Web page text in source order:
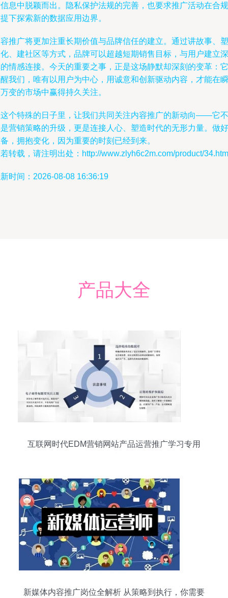
息中脱颖而出。隐私保护法规的完善，也要求推广活动在合规
下探索新的数据应用边界。
推广将更加注重长期价值与品牌信任的建立。通过讲故事、塑
、建社区等方式，品牌可以超越短期销售目标，与用户建立深
情感连接。今天的重要之事，正是这场静默却深刻的变革：它
我们，唯有以用户为中心，用诚意和创新驱动内容，才能在瞬
变的市场中赢得持久关注。
个特殊的日子里，让我们共同关注内容推广的新动向——它不
营销策略的升级，更是连接人心、塑造时代的无形力量。做好
，拥抱变化，因为重要的时刻已经到来。
转载，请注明出处：http://www.zlyh6c2m.com/product/
时间：2026-08-08 16:36:19
产品大全
互联网时代EDM营销网站产品运营推广学习专用
新媒体内容推广岗位全解析 从策略到执行，你需要